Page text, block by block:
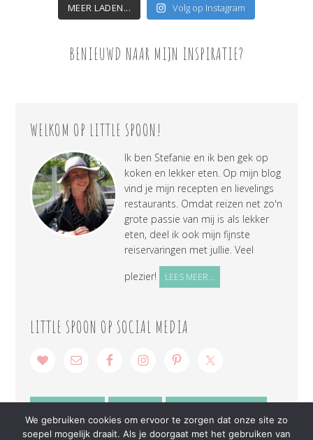
MEER LADEN... Volg op Instagram
BENIEUWD NAAR MIJN INSPIRATIE?
WELKOM OP LITTLE SPOON!
Ik ben Stefanie en ik ben gek op
koken en lekker eten. Op mijn blog
vind je mijn recepten en lievelings
restaurants. Omdat reizen net zo'n
grote passie van mij is als lekker
eten, deel ik ook mijn fijnste
reiservaringen met jullie. Veel
plezier!
LEES MEER...
LITTLE SPOON OP SOCIAL MEDIA
We gebruiken cookies om ervoor te zorgen dat onze site zo
soepel mogelijk draait. Als je doorgaat met het gebruiken van